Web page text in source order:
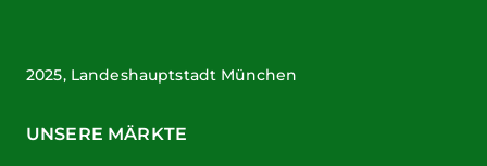
2025, Landeshauptstadt München
UNSERE MÄRKTE